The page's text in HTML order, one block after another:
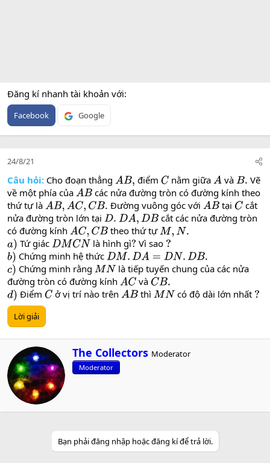
Đăng kí nhanh tài khoản với
Facebook Google
24/8/21
Câu hỏi: Cho đoạn thẳng AB, điểm C nằm giữaAvà B. Vẽ
về một phía của AB các nửa đường tròn có đường kính theo
thứ tự là AB,A C,CB. Đường vuông góc với AB tại C cắt
nửa đường tròn lớn tại D. DA,D B
cắt các nửa đường tròn
có đường kính AC,CB theo thứ tựM,N.
a) Tứ giác DMCN là hình gì? Vì sao ?
b) Chứng minh hệ thức DM.D A=DN.DB.
c) Chứng minh rằng MN
là tiếp tuyến chung của các nửa
đường tròn có đường kính AC và CB.
d) Điểm C ở vị trí nào trênAB thì MN có độ dài lớn nhất ?
Lời giải
W
r
i
n
The Collectors Moderator
Moderator
Bạn phải đăng nhập hoặc đăng kí để trả lời.